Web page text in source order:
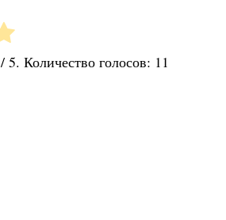
/ 5. Количество голосов: 11